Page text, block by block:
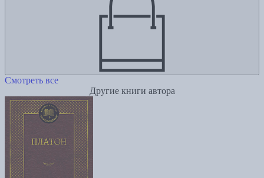
Смотреть все
Другие книги автора